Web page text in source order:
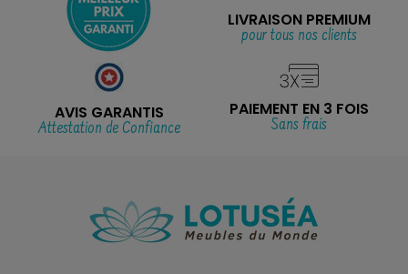
LIVRAISON PREMIUM
pour tous nos clients
AVIS GARANTIS
Attestation de Confiance
PAIEMENT EN 3 FOIS
Sans frais